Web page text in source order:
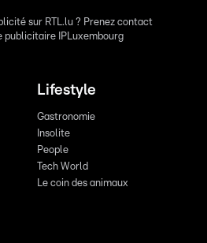
sur RTL.lu ? Prenez contact
IPLuxembourg
Lifestyle
Gastronomie
Insolite
People
Tech World
Le coin des animaux